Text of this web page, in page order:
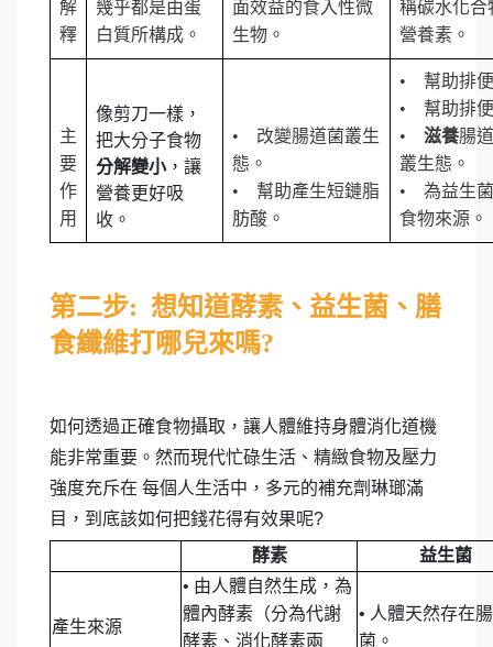
解
釋
幾乎都是由蛋
白質所構成。
面效益的食入性微
生物。
稱碳水化合
營養素。
主
要
作
用
像剪刀一樣，
把大分子食物
分解變小，讓
營養更好吸
收。
• 改變腸道菌叢生
態。
• 幫助產生短鏈脂
肪酸。
• 幫助排
• 幫助排
• 滋養腸
叢生態。
• 為益生
食物來源。
第二步: 想知道酵素、益生菌、膳
食纖維打哪兒來嗎?
如何透過正確食物攝取，讓人體維持身體消化道機
能非常重要。然而現代忙碌生活、精緻食物及壓力
強度充斥在 每個人生活中，多元的補充劑琳瑯滿
目，到底該如何把錢花得有效果呢?
酵素
益生菌
產生來源
• 由人體自然生成，為
體內酵素（分為代謝
酵素、消化酵素兩
• 人體天然存在
菌。